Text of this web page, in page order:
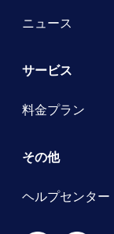
ニュース
サービス
料金プラン
その他
ヘルプセンター